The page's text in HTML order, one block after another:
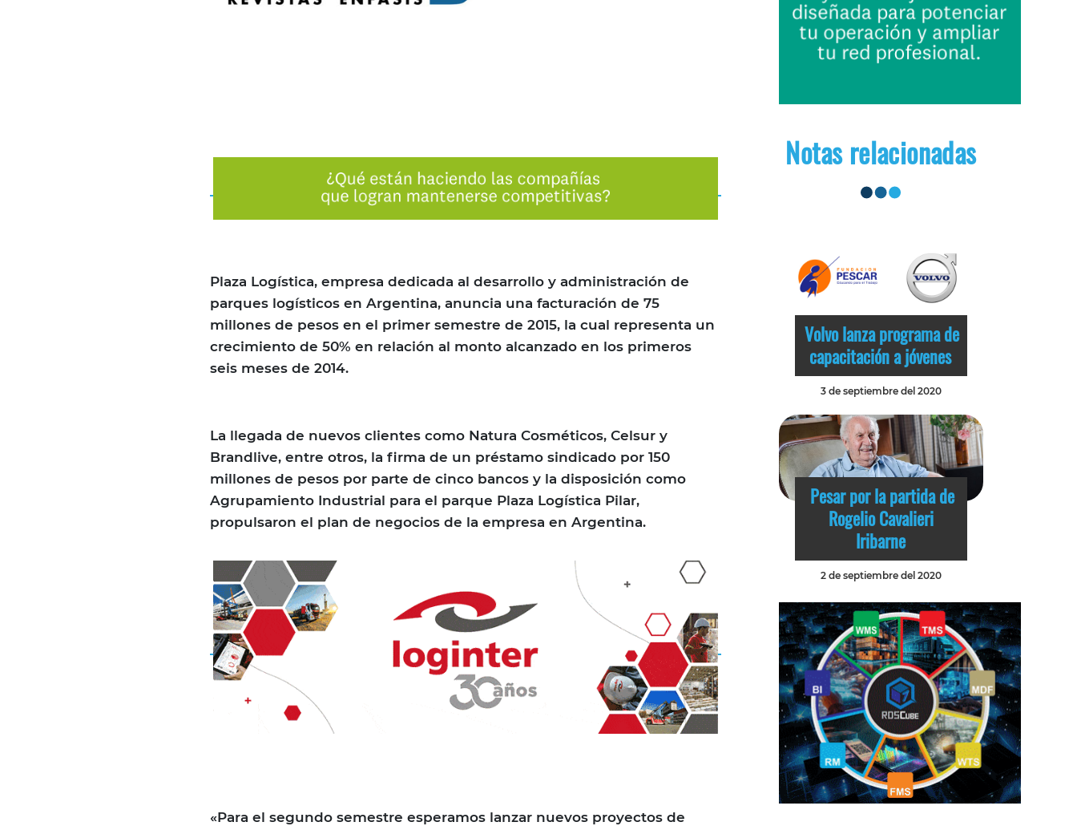
Plaza Logística, empresa dedicada al desarrollo y administración de
parques logísticos en Argentina, anuncia una facturación de 75
millones de pesos en el primer semestre de 2015, la cual representa un
crecimiento de 50% en relación al monto alcanzado en los primeros
seis meses de 2014.
La llegada de nuevos clientes como Natura Cosméticos, Celsur y
Brandlive, entre otros, la firma de un préstamo sindicado por 150
millones de pesos por parte de cinco bancos y la disposición como
Agrupamiento Industrial para el parque Plaza Logística Pilar,
propulsaron el plan de negocios de la empresa en Argentina.
«Para el segundo semestre esperamos lanzar nuevos proyectos de
Notas relacionadas
Volvo lanza programa de
capacitación a jóvenes
3 de septiembre del 2020
Pesar por la partida de
Rogelio Cavalieri
Iribarne
2 de septiembre del 2020